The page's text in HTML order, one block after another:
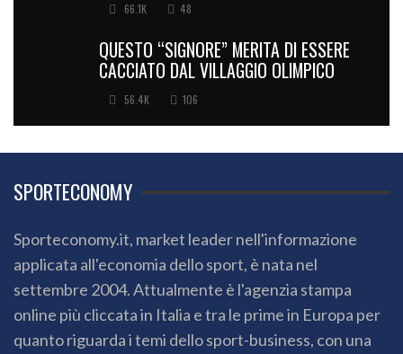
66.1K 48
QUESTO “SIGNORE” MERITA DI ESSERE
CACCIATO DAL VILLAGGIO OLIMPICO
56.4K 106
SPORTECONOMY
Sporteconomy.it, market leader nell'informazione
applicata all'economia dello sport, è nata nel
settembre 2004. Attualmente è l'agenzia stampa
online più cliccata in Italia e tra le prime in Europa per
quanto riguarda i temi dello sport-business, con una